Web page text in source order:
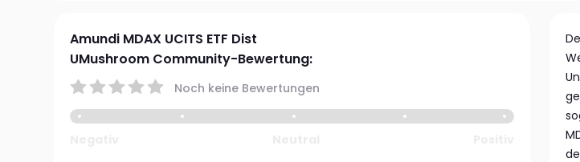
Amundi MDAX UCITS ETF Dist
UMushroom Community-Bewertung:
Noch keine Bewertungen